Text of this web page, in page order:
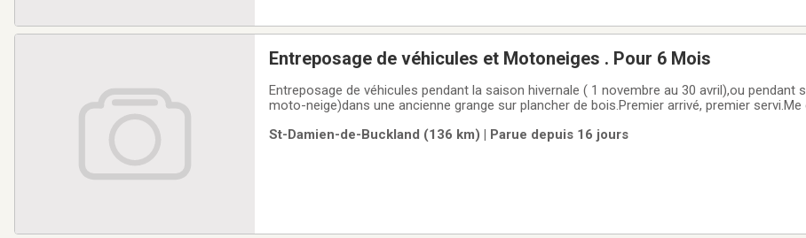
Entreposage de véhicules et Motoneiges . Pour 6 Mois
Entreposage de véhicules pendant la saison hivernale ( 1 novembre au 30 avril),ou pendant
moto-neige)dans une ancienne grange sur plancher de bois.Premier arrivé, premier
St-Damien-de-Buckland (136 km) | Parue depuis 16 jours